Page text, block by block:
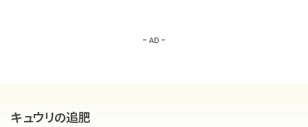
AD
キュウリの追肥